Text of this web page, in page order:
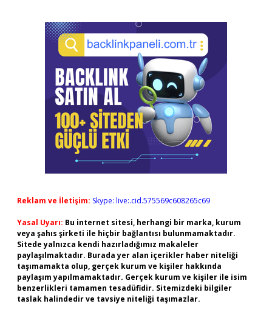
Reklam ve İletişim: Skype: live:.cid.575569c608265c69
Yasal Uyarı: Bu internet sitesi, herhangi bir marka, kurum
veya şahıs şirketi ile hiçbir bağlantısı bulunmamaktadır.
Sitede yalnızca kendi hazırladığımız makaleler
paylaşılmaktadır. Burada yer alan içerikler haber niteliği
taşımamakta olup, gerçek kurum ve kişiler hakkında
paylaşım yapılmamaktadır. Gerçek kurum ve kişiler ile isim
benzerlikleri tamamen tesadüfidir. Sitemizdeki bilgiler
taslak halindedir ve tavsiye niteliği taşımazlar.